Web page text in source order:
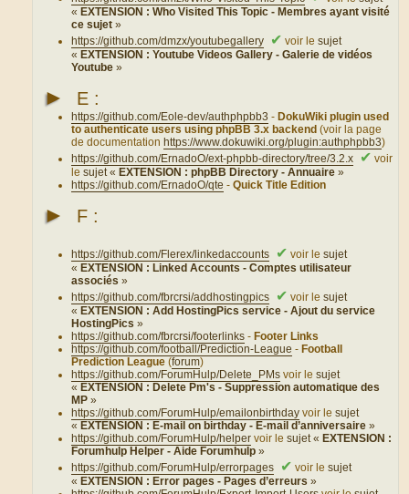
« EXTENSION : Who Visited This Topic - Membres ayant visité
ce sujet»
https://github.com/dmzx/youtubegallery
✔ voir lesujet
« EXTENSION : Youtube Videos Gallery - Galerie de vidéos
Youtube»
► E :
https://github.com/Eole-dev/authphpbb3 - DokuWiki plugin used
to authenticate users using phpBB 3.x backend (voir la page
de documentation https://www.dokuwiki.org/plugin:authphpbb3)
https://github.com/ErnadoO/ext-phpbb-directory/tree/3.2.x
✔ voir
lesujet « EXTENSION : phpBB Directory - Annuaire»
https://github.com/ErnadoO/qte -Quick Title Edition
► F :
https://github.com/Flerex/linkedaccounts ✔ voir lesujet
« EXTENSION : Linked Accounts - Comptes utilisateur
associés»
https://github.com/fbrcrsi/addhostingpics
✔ voir lesujet
« EXTENSION : Add HostingPics service - Ajout du service
HostingPics»
https://github.com/fbrcrsi/footerlinks - Footer Links
https://github.com/football/Prediction-League - Football
Prediction League (forum)
https://github.com/ForumHulp/Delete_PMs voir lesujet
« EXTENSION : Delete Pm's - Suppression automatique des
MP»
https://github.com/ForumHulp/emailonbirthday voir lesujet
« EXTENSION : E-mail on birthday - E-mail d’anniversaire»
https://github.com/ForumHulp/helper voir lesujet « EXTENSION :
Forumhulp Helper - Aide Forumhulp»
https://github.com/ForumHulp/errorpages
✔ voir lesujet
« EXTENSION : Error pages - Pages d’erreurs»